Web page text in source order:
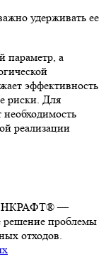
удерживать ее
параметр, а
эффективность
риски. Для
реализации
—
решение проблемы
отходов.